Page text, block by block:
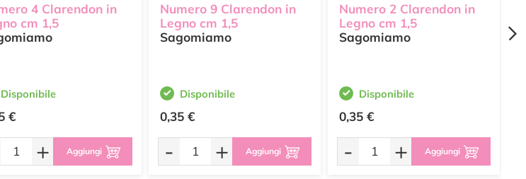
4 Clarendon in
cm 1,5
Disponibile
€
+ Aggiungi
Numero 9 Clarendon in
Legno cm 1,5
Sagomiamo
Disponibile
0,35 €
- + Aggiungi
Numero 2 Clarendon in
Legno cm 1,5
Sagomiamo
Disponibile
0,35 €
- + Aggiungi